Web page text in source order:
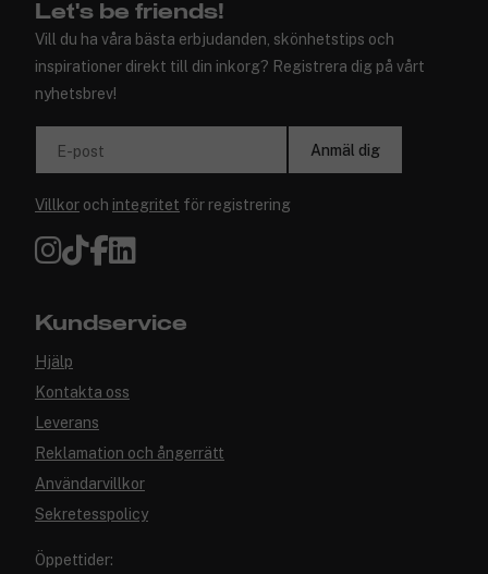
Let's be friends!
Vill du ha våra bästa erbjudanden, skönhetstips och
inspirationer direkt till din inkorg? Registrera dig på vårt
nyhetsbrev!
E-post Anmäl dig
Villkor och integritet för registrering
Kundservice
Hjälp
Kontakta oss
Leverans
Reklamation och ångerrätt
Användarvillkor
Sekretesspolicy
Öppettider: